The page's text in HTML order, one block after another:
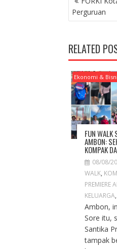
O
S
N
A
V
G
A
T
O
N
Perguruan
RELATED
Ekonomi &
FUN WALK
AMBON:
KOMPAK
08/08/
WALK,
PREMIERE
KELUARGA,
Ambon,
Sore itu,
Santika
tampak